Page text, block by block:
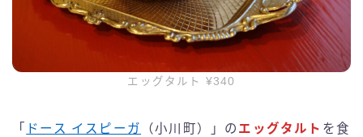
エッグタルト ¥340
「 ドース イスピーガ （小川町）」の エッグタルト を食